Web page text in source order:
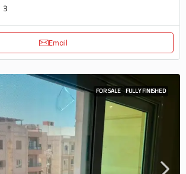
3
Email
FOR SALE FULLY FINISHED